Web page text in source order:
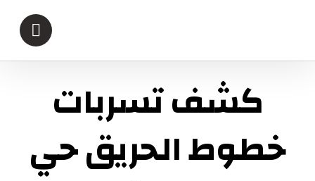
كشف تسربات
خطوط الحريق حي